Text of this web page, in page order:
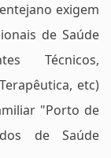
exigem
de Saúde
Técnicos,
etc)
"Porto de
de Saúde